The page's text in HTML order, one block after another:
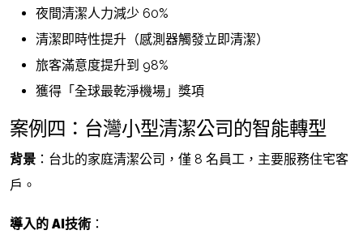
夜間清潔人力減少 60%
清潔即時性提升（感測器觸發立即清潔）
旅客滿意度提升到 98%
獲得「全球最乾淨機場」獎項
案例四：台灣小型清潔公司的智能轉型
背景 ：台北的家庭清潔公司，僅 8 名員工，主要服務住宅客
戶。
導入的 AI技術 ：